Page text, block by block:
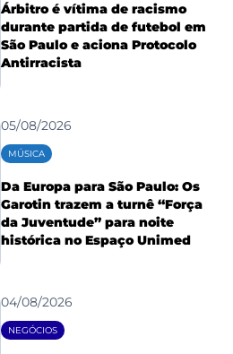
Árbitro é vítima de racismo
durante partida de futebol em
São Paulo e aciona Protocolo
Antirracista
05/08/2026
MÚSICA
Da Europa para São Paulo: Os
Garotin trazem a turnê “Força
da Juventude” para noite
histórica no Espaço Unimed
04/08/2026
NEGÓCIOS